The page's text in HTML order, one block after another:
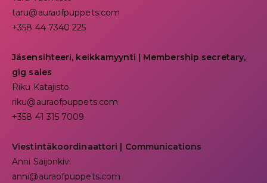
taru@auraofpuppets.com
+358 44 7340 225
Jäsensihteeri, keikkamyynti | Membership secretary,
gig sales
Riku Katajisto
riku@auraofpuppets.com
+358 41 315 7009
Viestintäkoordinaattori | Communications
Anni Saijonkivi
anni@auraofpuppets.com